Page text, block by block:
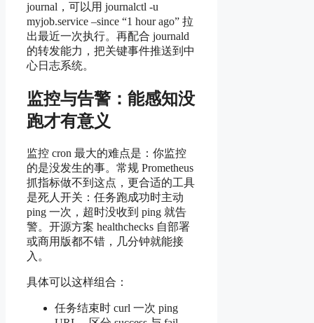
journal，可以用 journalctl -u
myjob.service –since “1 hour ago” 拉
出最近一次执行。再配合 journald
的转发能力，把关键事件推送到中
心日志系统。
监控与告警：能感知没
跑才有意义
监控 cron 最大的难点是：你监控
的是没发生的事。常规 Prometheus
抓指标做不到这点，更合适的工具
是死人开关：任务跑成功时主动
ping 一次，超时没收到 ping 就告
警。开源方案 healthchecks 自部署
或商用版都不错，几分钟就能接
入。
具体可以这样组合：
任务结束时 curl 一次 ping